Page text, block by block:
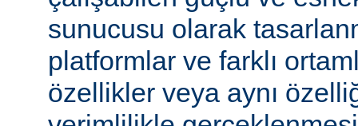
sunucusu olarak
platformlar ve farklı
özellikler veya aynı